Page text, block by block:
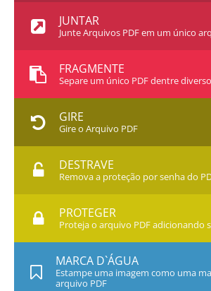
JUNTAR
Junte Arquivos PDF em um único
FRAGMENTE
Separe um único PDF dentre
GIRE
Gire o Arquivo PDF
DESTRAVE
Remova a proteção por senha do
PROTEGER
Proteja o arquivo PDF adicionando
MARCA D`ÁGUA
Estampe uma imagem como uma
arquivo PDF